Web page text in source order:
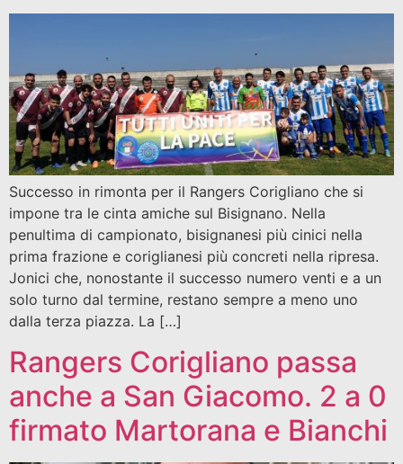
Successo in rimonta per il Rangers Corigliano che si
impone tra le cinta amiche sul Bisignano. Nella
penultima di campionato, bisignanesi più cinici nella
prima frazione e coriglianesi più concreti nella ripresa.
Jonici che, nonostante il successo numero venti e a un
solo turno dal termine, restano sempre a meno uno
dalla terza piazza. La […]
Rangers Corigliano passa
anche a San Giacomo. 2 a 0
firmato Martorana e Bianchi